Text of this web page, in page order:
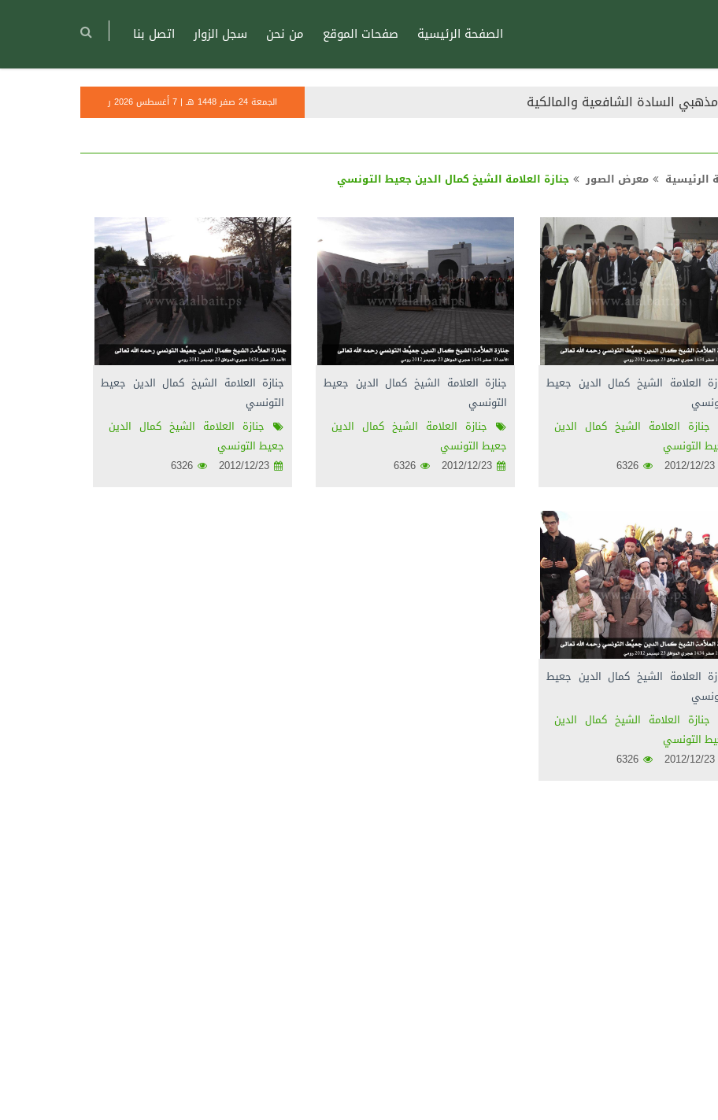
الصفحة الرئيسية صفحات الموقع من نحن سجل الزوار اتصل بنا
السادة الشافعية والمالكية الجمعة 24 صفر 1448 هـ | 7 أغسطس 2026 ر
الرئيسية معرض الصور جنازة العلامة الشيخ كمال الدين جعيط التونسي
العلامة الشيخ كمال الدين جعيط
جنازة العلامة الشيخ كمال الدين
التونسي
جنازة العلامة الشيخ كمال الدين جعيط
التونسي
جنازة العلامة الشيخ كمال الدين
جعيط التونسي
جنازة العلامة الشيخ كمال الدين جعيط
التونسي
جنازة العلامة الشيخ كمال الدين
جعيط التونسي
العلامة الشيخ كمال الدين جعيط
جنازة العلامة الشيخ كمال الدين
التونسي